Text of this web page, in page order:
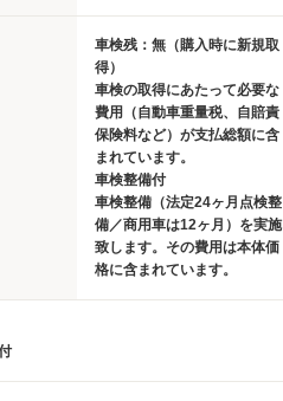
車検残：無（購入時に新規取
得）
車検の取得にあたって必要な
費用（自動車重量税、自賠責
保険料など）が支払総額に含
まれています。
車検整備付
車検整備（法定24ヶ月点検整
備／商用車は12ヶ月）を実施
致します。その費用は本体価
格に含まれています。